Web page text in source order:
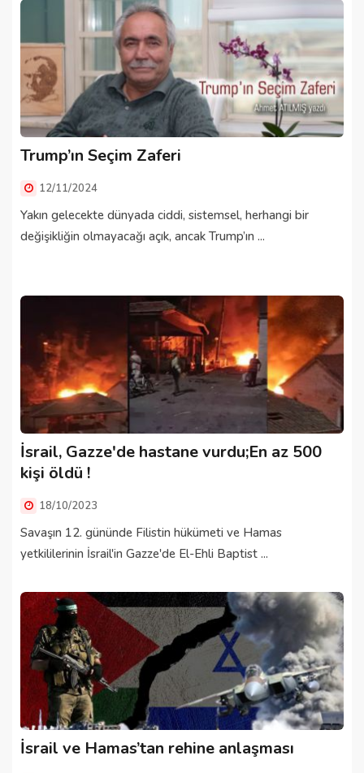
Trump’ın Seçim Zaferi
12/11/2024
Yakın gelecekte dünyada ciddi, sistemsel, herhangi bir
değişikliğin olmayacağı açık, ancak Trump’ın ...
İsrail, Gazze'de hastane vurdu;En az 500
kişi öldü !
18/10/2023
Savaşın 12. gününde Filistin hükümeti ve Hamas
yetkililerinin İsrail'in Gazze'de El-Ehli Baptist ...
İsrail ve Hamas’tan rehine anlaşması